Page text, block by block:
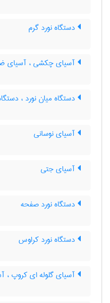
دستگاه نورد گرم
آسیای چکشی ، آسیای
دستگاه میان نورد ،
آسیای نوسانی
آسیای جتی
دستگاه نورد صفحه
دستگاه نورد کراوس
آسیای گلوله ای کروپ ،